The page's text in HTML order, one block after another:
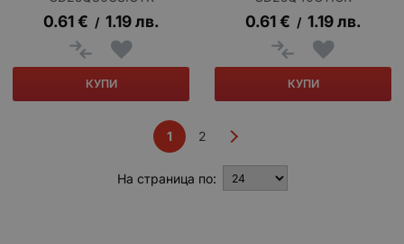
0.61 € / 1.19 лв.
КУПИ
0.61 € / 1.19 лв.
КУПИ
1 2
На страница по: